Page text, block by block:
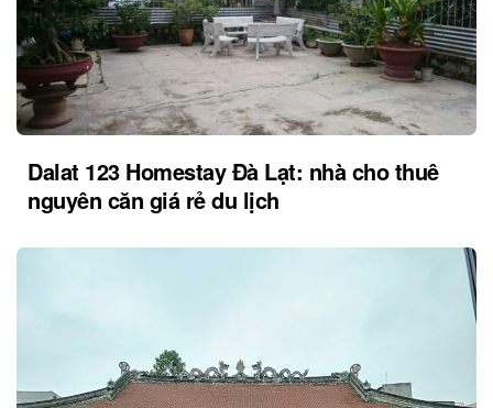
Dalat 123 Homestay Đà Lạt: nhà cho thuê
nguyên căn giá rẻ du lịch